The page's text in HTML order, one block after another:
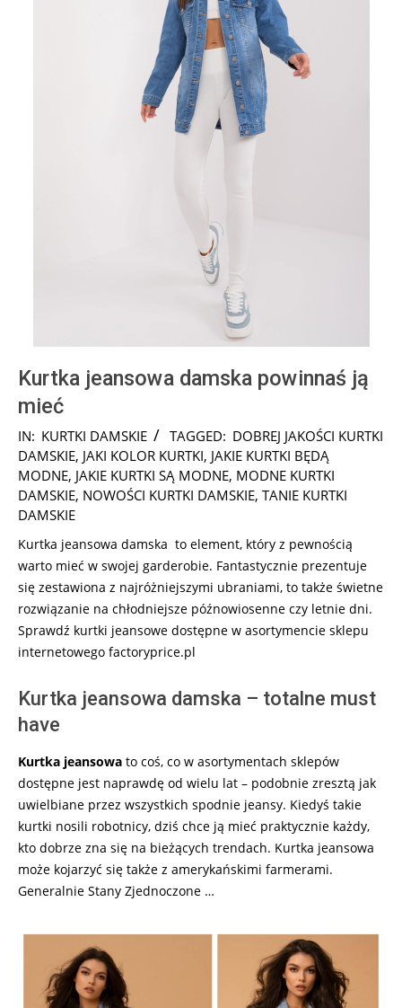
Kurtka jeansowa damska powinnaś ją
mieć
2025-
06-
03
IN: KURTKI DAMSKIE TAGGED: DOBREJ JAKOŚCI KURTKI
DAMSKIE, JAKI KOLOR KURTKI, JAKIE KURTKI BĘDĄ
MODNE, JAKIE KURTKI SĄ MODNE, MODNE KURTKI
DAMSKIE, NOWOŚCI KURTKI DAMSKIE, TANIE KURTKI
DAMSKIE
Kurtka jeansowa damska to element, który z pewnością
warto mieć w swojej garderobie. Fantastycznie prezentuje
się zestawiona z najróżniejszymi ubraniami, to także świetne
rozwiązanie na chłodniejsze późnowiosenne czy letnie dni.
Sprawdź kurtki jeansowe dostępne w asortymencie sklepu
internetowego factoryprice.pl
Kurtka jeansowa damska – totalne must
have
Kurtka jeansowa to coś, co w asortymentach sklepów
dostępne jest naprawdę od wielu lat – podobnie zresztą jak
uwielbiane przez wszystkich spodnie jeansy. Kiedyś takie
kurtki nosili robotnicy, dziś chce ją mieć praktycznie każdy,
kto dobrze zna się na bieżących trendach. Kurtka jeansowa
może kojarzyć się także z amerykańskimi farmerami.
Generalnie Stany Zjednoczone …